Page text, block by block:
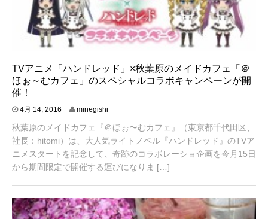
TVアニメ「ハンドレッド」×秋葉原のメイドカフェ「＠
ほぉ～むカフェ」のスペシャルコラボキャンペーンが開
催！
4月 14, 2016
,
0
1
minegishi
秋葉原のメイドカフェ『＠ほぉ〜むカフェ』（東京都千代田区、
社長：hitomi）は、大人気ライトノベル『ハンドレッド』のTVア
ニメスタートを記念して、奇跡のコラボレーショ企画を今月15日
から期間限定で開催する運びになりま […]